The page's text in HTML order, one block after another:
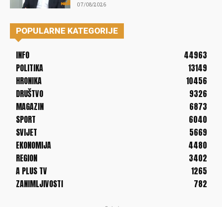
07/08/2026
POPULARNE KATEGORIJE
INFO
44963
POLITIKA
13149
HRONIKA
10456
DRUŠTVO
9326
MAGAZIN
6873
SPORT
6040
SVIJET
5669
EKONOMIJA
4480
REGION
3402
A PLUS TV
1265
ZANIMLJIVOSTI
782